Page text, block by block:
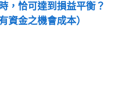
，恰可達到損益平衡？
資金之機會成本）